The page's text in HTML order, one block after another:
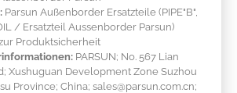
Parsun Außenborder Ersatzteile (PIPE"B",
/ Ersatzteil Aussenborder Parsun)
Produktsicherheit
PARSUN; No. 567 Lian
Xushuguan Development Zone Suzhou
Province; China; sales@parsun.com.cn;